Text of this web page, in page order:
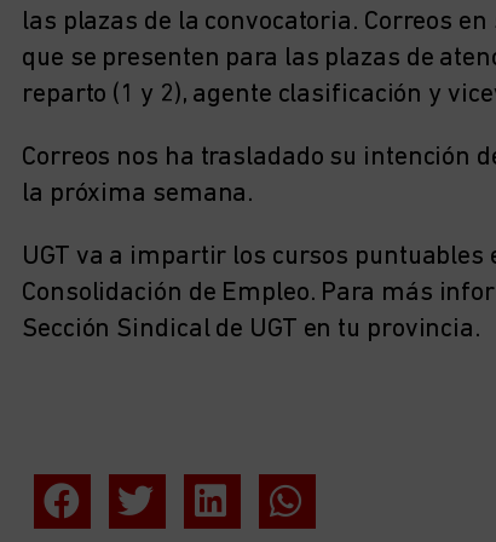
las plazas de la convocatoria. Correos
que se presenten para las plazas de
reparto (1 y 2), agente clasificación y
Correos nos ha trasladado su intención
la próxima semana.
UGT va a impartir los cursos
Consolidación de Empleo. Para más
Sección Sindical de UGT en tu provincia.